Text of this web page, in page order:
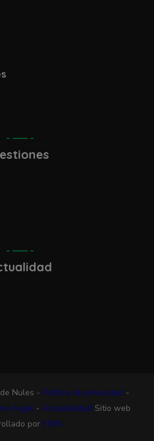
Nules - Política de privacidad -
legal- Accesibilidad Sitio web
por ESPA